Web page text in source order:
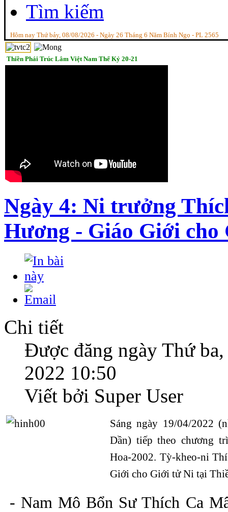
Tìm kiếm
Hôm nay Thứ bảy, 08/08/2026 - Ngày 26 Tháng 6 Năm Bính Ngọ - PL 2565
Thiền Phái Trúc Lâm Việt Nam Thế Kỷ 20-21
Ngày 4: Ni trưởng
Hương - Giáo Giới
Chi tiết
Được đăng ngày Thứ
2022 10:50
Viết bởi Super User
Sáng ngày 19/04/2022
Dần) tiếp theo chương
Hoa-2002. Tỳ-kheo-ni
Giới cho Giới tử Ni tại
- Nam Mô Bổn Sư Thích Ca